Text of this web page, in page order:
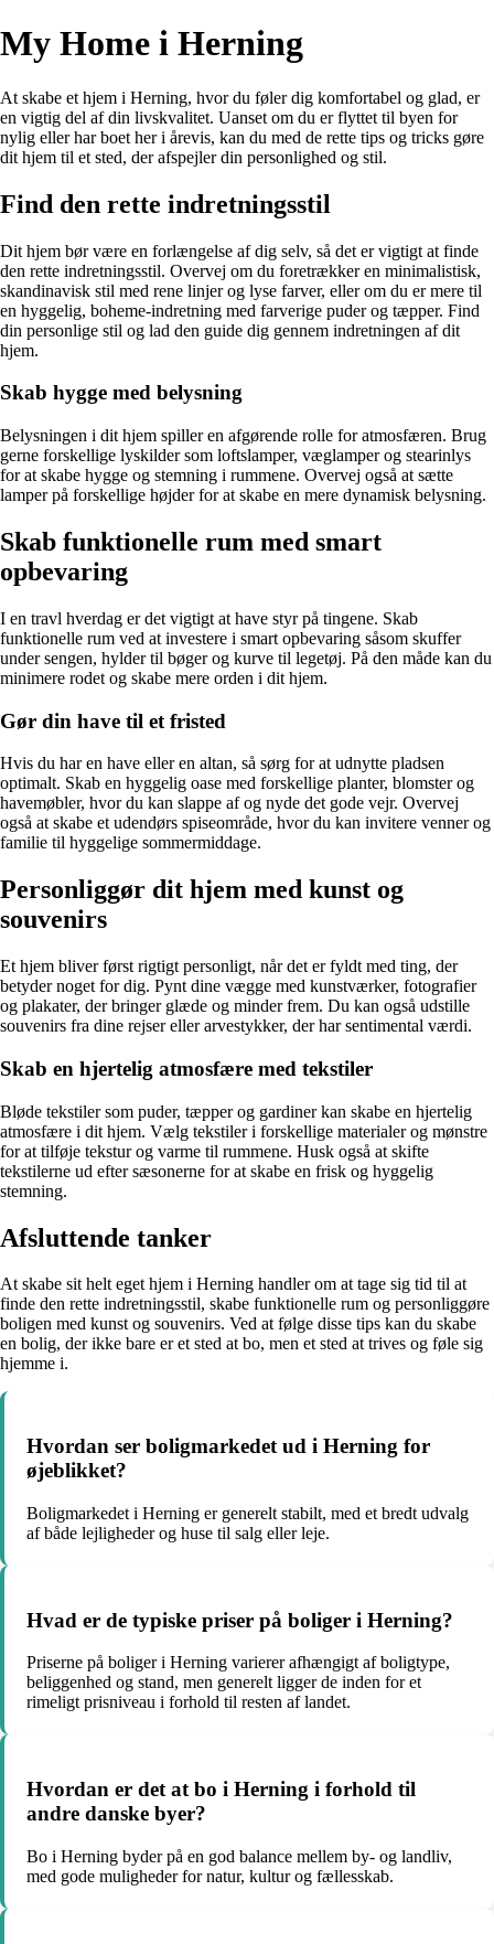
My Home i Herning
At skabe et hjem i Herning, hvor du føler dig komfortabel og glad, er
en vigtig del af din livskvalitet. Uanset om du er flyttet til byen for
nylig eller har boet her i årevis, kan du med de rette tips og tricks gøre
dit hjem til et sted, der afspejler din personlighed og stil.
Find den rette indretningsstil
Dit hjem bør være en forlængelse af dig selv, så det er vigtigt at finde
den rette indretningsstil. Overvej om du foretrækker en minimalistisk,
skandinavisk stil med rene linjer og lyse farver, eller om du er mere til
en hyggelig, boheme-indretning med farverige puder og tæpper. Find
din personlige stil og lad den guide dig gennem indretningen af dit
hjem.
Skab hygge med belysning
Belysningen i dit hjem spiller en afgørende rolle for atmosfæren. Brug
gerne forskellige lyskilder som loftslamper, væglamper og stearinlys
for at skabe hygge og stemning i rummene. Overvej også at sætte
lamper på forskellige højder for at skabe en mere dynamisk belysning.
Skab funktionelle rum med smart
opbevaring
I en travl hverdag er det vigtigt at have styr på tingene. Skab
funktionelle rum ved at investere i smart opbevaring såsom skuffer
under sengen, hylder til bøger og kurve til legetøj. På den måde kan du
minimere rodet og skabe mere orden i dit hjem.
Gør din have til et fristed
Hvis du har en have eller en altan, så sørg for at udnytte pladsen
optimalt. Skab en hyggelig oase med forskellige planter, blomster og
havemøbler, hvor du kan slappe af og nyde det gode vejr. Overvej
også at skabe et udendørs spiseområde, hvor du kan invitere venner og
familie til hyggelige sommermiddage.
Personliggør dit hjem med kunst og
souvenirs
Et hjem bliver først rigtigt personligt, når det er fyldt med ting, der
betyder noget for dig. Pynt dine vægge med kunstværker, fotografier
og plakater, der bringer glæde og minder frem. Du kan også udstille
souvenirs fra dine rejser eller arvestykker, der har sentimental værdi.
Skab en hjertelig atmosfære med tekstiler
Bløde tekstiler som puder, tæpper og gardiner kan skabe en hjertelig
atmosfære i dit hjem. Vælg tekstiler i forskellige materialer og mønstre
for at tilføje tekstur og varme til rummene. Husk også at skifte
tekstilerne ud efter sæsonerne for at skabe en frisk og hyggelig
stemning.
Afsluttende tanker
At skabe sit helt eget hjem i Herning handler om at tage sig tid til at
finde den rette indretningsstil, skabe funktionelle rum og personliggøre
boligen med kunst og souvenirs. Ved at følge disse tips kan du skabe
en bolig, der ikke bare er et sted at bo, men et sted at trives og føle sig
hjemme i.
Hvordan ser boligmarkedet ud i Herning for
øjeblikket?
Boligmarkedet i Herning er generelt stabilt, med et bredt udvalg
af både lejligheder og huse til salg eller leje.
Hvad er de typiske priser på boliger i Herning?
Priserne på boliger i Herning varierer afhængigt af boligtype,
beliggenhed og stand, men generelt ligger de inden for et
rimeligt prisniveau i forhold til resten af landet.
Hvordan er det at bo i Herning i forhold til
andre danske byer?
Bo i Herning byder på en god balance mellem by- og landliv,
med gode muligheder for natur, kultur og fællesskab.